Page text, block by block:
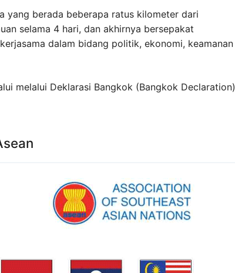
yang berada beberapa ratus kilometer dari
selama 4 hari, dan akhirnya bersepakat
dalam bidang politik, ekonomi, keamanan
melalui Deklarasi Bangkok (Bangkok Declaration)